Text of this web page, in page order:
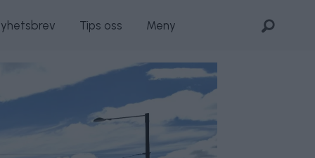
Tips oss Meny